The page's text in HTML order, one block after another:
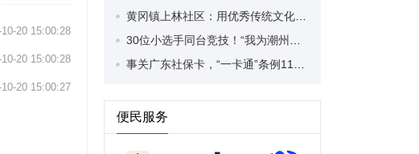
20 15:00:28
20 15:00:28
20 15:00:27
便民服务